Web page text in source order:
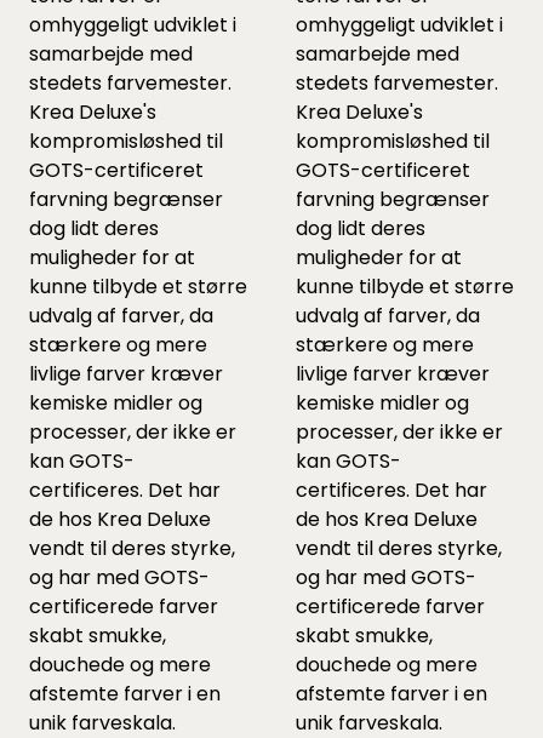
omhyggeligt udviklet i
samarbejde med
stedets farvemester.
Krea Deluxe's
kompromisløshed til
GOTS-certificeret
farvning begrænser
dog lidt deres
muligheder for at
kunne tilbyde et større
udvalg af farver, da
stærkere og mere
livlige farver kræver
kemiske midler og
processer, der ikke er
kan GOTS-
certificeres. Det har
de hos Krea Deluxe
vendt til deres styrke,
og har med GOTS-
certificerede farver
skabt smukke,
douchede og mere
afstemte farver i en
unik farveskala.
omhyggeligt udviklet i
samarbejde med
stedets farvemester.
Krea Deluxe's
kompromisløshed til
GOTS-certificeret
farvning begrænser
dog lidt deres
muligheder for at
kunne tilbyde et større
udvalg af farver, da
stærkere og mere
livlige farver kræver
kemiske midler og
processer, der ikke er
kan GOTS-
certificeres. Det har
de hos Krea Deluxe
vendt til deres styrke,
og har med GOTS-
certificerede farver
skabt smukke,
douchede og mere
afstemte farver i en
unik farveskala.